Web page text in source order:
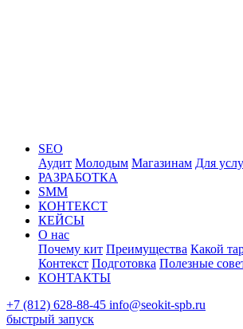
SEO
Аудит Молодым Магазинам Для
РАЗРАБОТКА
SMM
КОНТЕКСТ
КЕЙСЫ
О нас
Почему кит Преимущества Какой
Контекст Подготовка Полезные
КОНТАКТЫ
+7 (812) 628-88-45 info@seokit-spb.ru
быстрый запуск